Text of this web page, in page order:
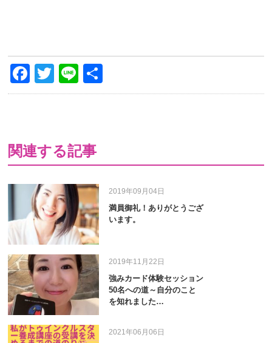
Facebook
Twitter
Line
有
関連する記事
2019年09月04日
満員御礼！ありがとうござ
います。
2019年11月22日
強みカード体験セッション
50名への道～自分のこと
を知れました…
2021年06月06日